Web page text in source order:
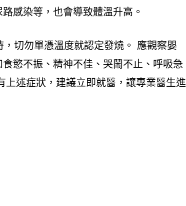
感染等，也會導致體溫升高。
，切勿單憑溫度就認定發燒。 應觀察嬰
慾不振、精神不佳、哭鬧不止、呼吸急
上述症狀，建議立即就醫，讓專業醫生進